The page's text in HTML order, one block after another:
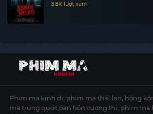
3.8K lượt xem
Phim ma kinh dị, phim ma thái lan, hồng
ma trung quốc,oan hồn,cương thi, phim ma